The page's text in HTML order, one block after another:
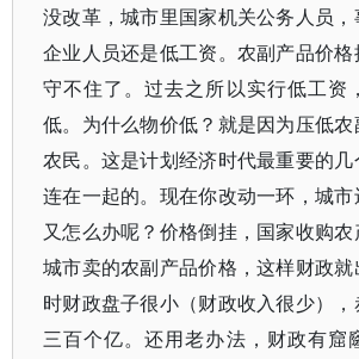
没改革，城市里国家机关公务人员
企业人员还是低工资。农副产品价
守不住了。过去之所以实行低工资
低。为什么物价低？就是因为压低
农民。这是计划经济时代最重要的
连在一起的。现在你改动一环，城
又怎么办呢？价格倒挂，国家收购
城市卖的农副产品价格，这样财政
时财政盘子很小（财政收入很少）
三百个亿。还用老办法，财政有窟